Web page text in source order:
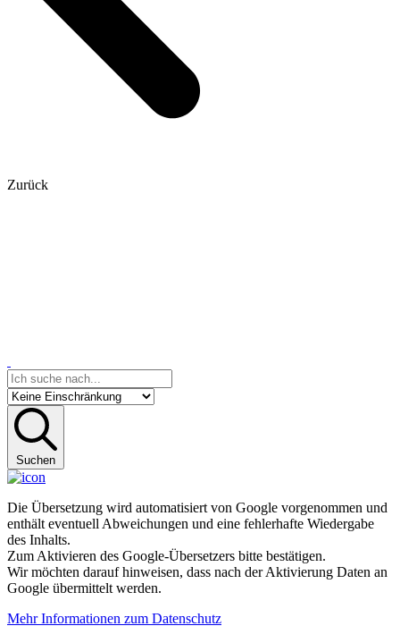
Zurück
Suchen
Die Übersetzung wird automatisiert von Google vorgenommen und
enthält eventuell Abweichungen und eine fehlerhafte Wiedergabe
des Inhalts.
Zum Aktivieren des Google-Übersetzers bitte bestätigen.
Wir möchten darauf hinweisen, dass nach der Aktivierung Daten an
Google übermittelt werden.
Mehr Informationen zum Datenschutz